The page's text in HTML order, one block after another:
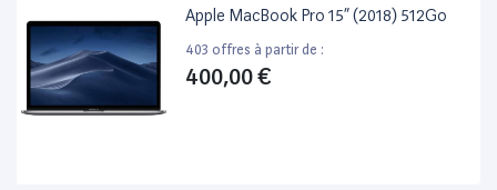
Apple MacBook Pro 15” (2018) 512Go
403 offres à partir de :
400,00 €